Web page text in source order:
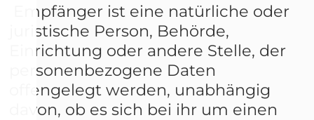
Empfänger ist eine natürliche oder
juristische Person, Behörde,
Einrichtung oder andere Stelle, der
personenbezogene Daten
offengelegt werden, unabhängig
davon, ob es sich bei ihr um einen